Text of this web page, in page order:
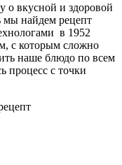
о вкусной и здоровой
мы найдем рецепт
в 1952
с которым сложно
наше блюдо по всем
процесс с точки